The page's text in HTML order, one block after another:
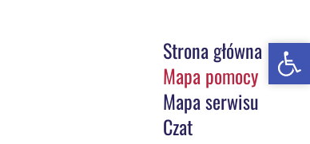
Strona główna
Mapa pomocy
Mapa serwisu
Czat